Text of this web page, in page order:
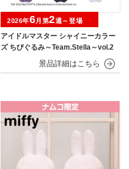
アイドルマスター シャイニーカラー
ズ ちびぐるみ～Team.Stella～vol.2
2026年6月第2週～登場